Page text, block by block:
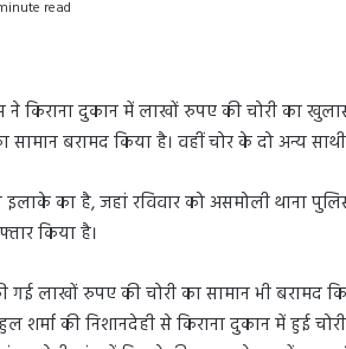
read
किराना दुकान में लाखों रुपए की चोरी का
बरामद किया है। वहीं चोर के दो अन्य
का है, जहां रविवार को असमोली थाना
किया है।
लाखों रुपए की चोरी का सामान भी बरामद
शर्मा की निशानदेही से किराना दुकान में हुई